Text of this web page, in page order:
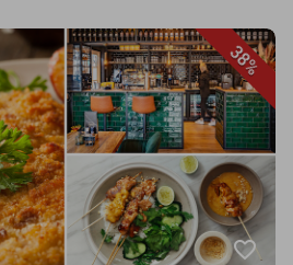
38%
favorite_border